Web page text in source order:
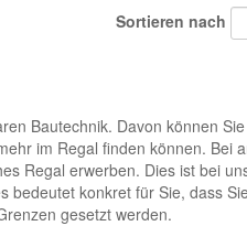
Sortieren nach
Bautechnik. Davon können
im Regal finden können. Bei
Regal erwerben. Dies ist bei
bedeutet konkret für Sie, dass
gesetzt werden.